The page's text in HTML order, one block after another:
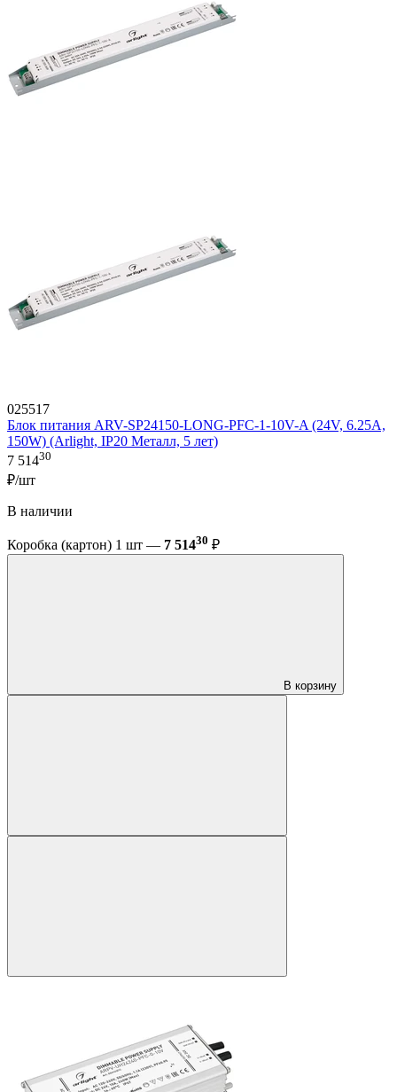
025517
Блок питания ARV-SP24150-LONG-PFC-1-10V-A (24V, 6.25A,
150W) (Arlight, IP20 Металл, 5 лет)
7 51430
₽/шт
В наличии
Коробка (картон) 1 шт — 7 51430 ₽
В корзину